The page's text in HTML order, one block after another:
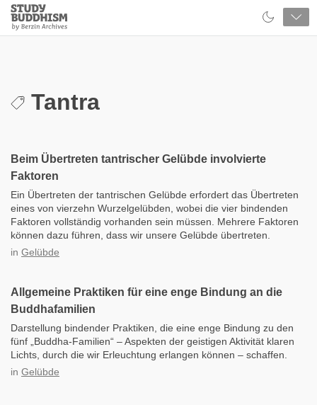
Close
Study
Buddhism
Tantra
Beim Übertreten tantrischer Gelübde involvierte
Faktoren
Ein Übertreten der tantrischen Gelübde erfordert das Übertreten
eines von vierzehn Wurzelgelübden, wobei die vier bindenden
Faktoren vollständig vorhanden sein müssen. Mehrere Faktoren
können dazu führen, dass wir unsere Gelübde übertreten.
in Gelübde
Allgemeine Praktiken für eine enge Bindung an die
Buddhafamilien
Darstellung bindender Praktiken, die eine enge Bindung zu den
fünf „Buddha-Familien“ – Aspekten der geistigen Aktivität klaren
Lichts, durch die wir Erleuchtung erlangen können – schaffen.
in Gelübde